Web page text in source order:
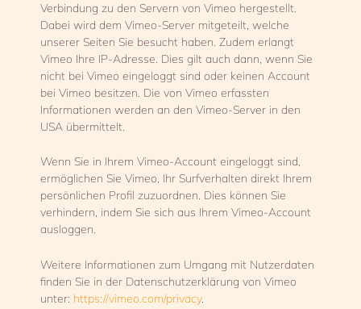
Verbindung zu den Servern von Vimeo hergestellt.
Dabei wird dem Vimeo-Server mitgeteilt, welche
unserer Seiten Sie besucht haben. Zudem erlangt
Vimeo Ihre IP-Adresse. Dies gilt auch dann, wenn Sie
nicht bei Vimeo eingeloggt sind oder keinen Account
bei Vimeo besitzen. Die von Vimeo erfassten
Informationen werden an den Vimeo-Server in den
USA übermittelt.
Wenn Sie in Ihrem Vimeo-Account eingeloggt sind,
ermöglichen Sie Vimeo, Ihr Surfverhalten direkt Ihrem
persönlichen Profil zuzuordnen. Dies können Sie
verhindern, indem Sie sich aus Ihrem Vimeo-Account
ausloggen.
Weitere Informationen zum Umgang mit Nutzerdaten
finden Sie in der Datenschutzerklärung von Vimeo
unter: https://vimeo.com/privacy.